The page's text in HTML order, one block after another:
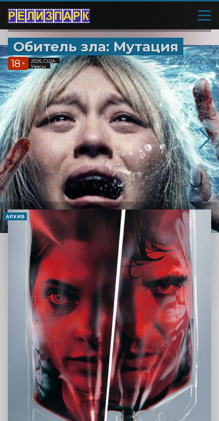
Обитель зла: Мутация
18 +
2026, США
Ужасы
АРХИВ